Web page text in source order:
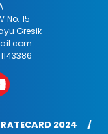
No. 15
Gresik
RATECARD 2024